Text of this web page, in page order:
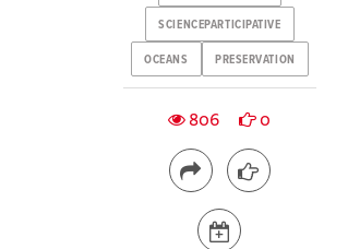
SCIENCEPARTICIPATIVE
OCEANS PRESERVATION
806 0